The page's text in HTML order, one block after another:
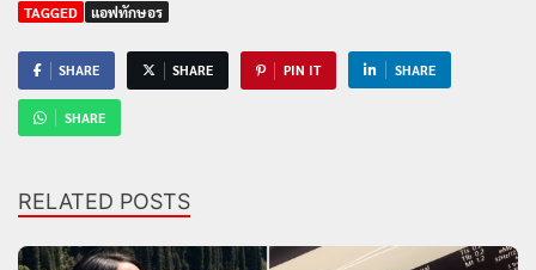
TAGGED แอฟทักษอร
SHARE SHARE PIN IT SHARE
SHARE
RELATED POSTS